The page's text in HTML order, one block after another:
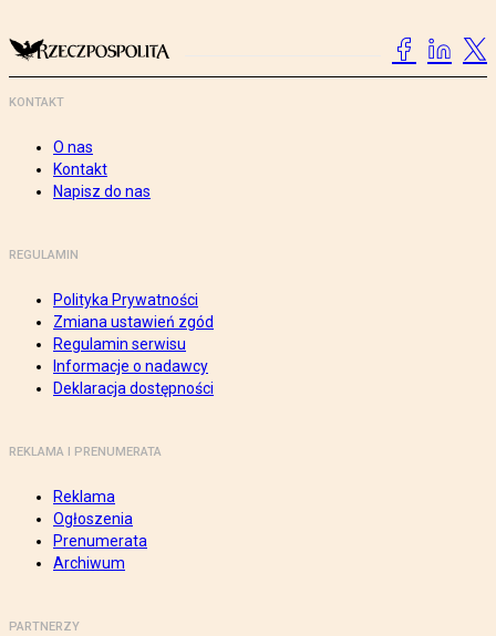
KONTAKT
O nas
Kontakt
Napisz do nas
REGULAMIN
Polityka Prywatności
Zmiana ustawień zgód
Regulamin serwisu
Informacje o nadawcy
Deklaracja dostępności
REKLAMA I PRENUMERATA
Reklama
Ogłoszenia
Prenumerata
Archiwum
PARTNERZY